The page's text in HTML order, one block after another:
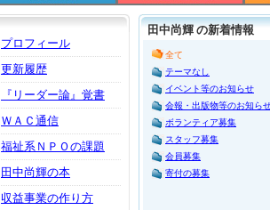
プロフィール
更新履歴
『リーダー論』覚書
ＷＡＣ通信
福祉系ＮＰＯの課題
田中尚輝の本
収益事業の作り方
田中尚輝 の新着情報
全て
テーマなし
イベント等のお知らせ
会報・出版物等のお知ら
ボランティア募集
スタッフ募集
会員募集
寄付の募集